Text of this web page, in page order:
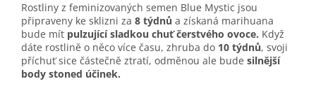
Rostliny z feminizovaných semen Blue Mystic jsou
připraveny ke sklizni za 8 týdnů a získaná marihuana
bude mít pulzující sladkou chuť čerstvého ovoce. Když
dáte rostlině o něco více času, zhruba do 10 týdnů, svoji
příchuť sice částečně ztratí, odměnou ale bude silnější
body stoned účinek.